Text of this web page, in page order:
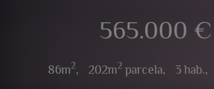
565.000 €
86m2, 202m2parcela, 3 hab.,